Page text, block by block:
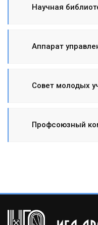
Научная
Аппарат
Совет молодых
Профсоюзный